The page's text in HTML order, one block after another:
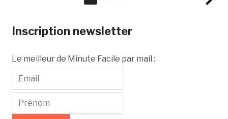
Inscription newsletter
Le meilleur de Minute Facile par mail :